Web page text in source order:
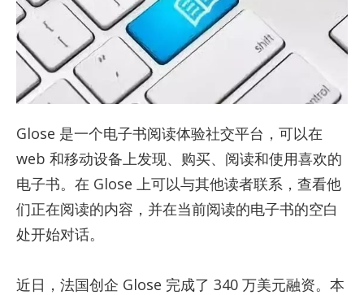
Glose 是一个电子书阅读体验社交平台，可以在
web 和移动设备上发现、购买、阅读和使用喜欢的
电子书。在 Glose 上可以与其他读者联系，查看他
们正在阅读的内容，并在当前阅读的电子书的空白
处开始对话。
近日，法国创企 Glose 完成了 340 万美元融资。本